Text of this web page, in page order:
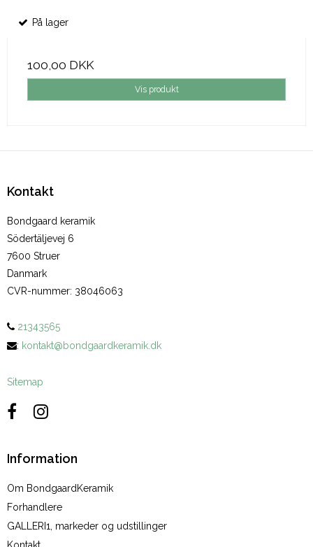
På lager
100,00 DKK
Vis produkt
Kontakt
Bondgaard keramik
Södertäljevej 6
7600 Struer
Danmark
CVR-nummer: 38046063
21343565
: kontakt@bondgaardkeramik.dk
Sitemap
Information
Om BondgaardKeramik
Forhandlere
GALLERI1, markeder og udstillinger
Kontakt